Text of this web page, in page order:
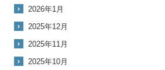
2026年1月
2025年12月
2025年11月
2025年10月